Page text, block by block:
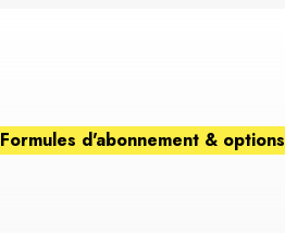
Formules d'abonnement & options